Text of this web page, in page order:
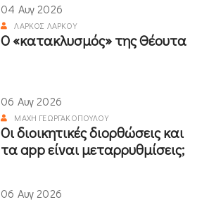
04 Αυγ 2026
ΛΆΡΚΟΣ ΛΆΡΚΟΥ
Ο «κατακλυσμός» της Θέουτα
06 Αυγ 2026
ΜΆΧΗ ΓΕΩΡΓΑΚΟΠΟΎΛΟΥ
Οι διοικητικές διορθώσεις και
τα app είναι μεταρρυθμίσεις;
06 Αυγ 2026